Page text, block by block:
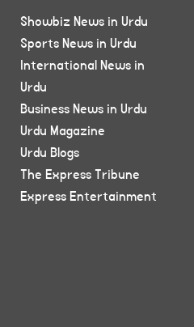
Showbiz News in Urdu
Sports News in Urdu
International News in
Urdu
Business News in Urdu
Urdu Magazine
Urdu Blogs
The Express Tribune
Express Entertainment